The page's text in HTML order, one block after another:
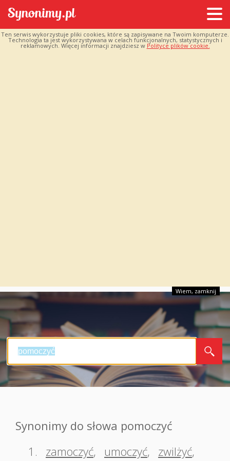
Ten serwis wykorzystuje pliki cookies, które są zapisywane na Twoim komputerze.
Technologia ta jest wykorzystywana w celach funkcjonalnych, statystycznych i
reklamowych. Więcej informacji znajdziesz w Polityce plików cookie.
Wiem, zamknij
Synonimy do słowa pomoczyć
1.
zamoczyć, umoczyć, zwilżyć,